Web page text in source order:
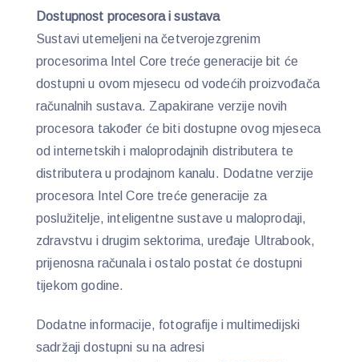
Dostupnost procesora i sustava
Sustavi utemeljeni na četverojezgrenim
procesorima Intel Core treće generacije bit će
dostupni u ovom mjesecu od vodećih proizvođača
računalnih sustava. Zapakirane verzije novih
procesora također će biti dostupne ovog mjeseca
od internetskih i maloprodajnih distributera te
distributera u prodajnom kanalu. Dodatne verzije
procesora Intel Core treće generacije za
poslužitelje, inteligentne sustave u maloprodaji,
zdravstvu i drugim sektorima, uređaje Ultrabook,
prijenosna računala i ostalo postat će dostupni
tijekom godine.
Dodatne informacije, fotografije i multimedijski
sadržaji dostupni su na adresi